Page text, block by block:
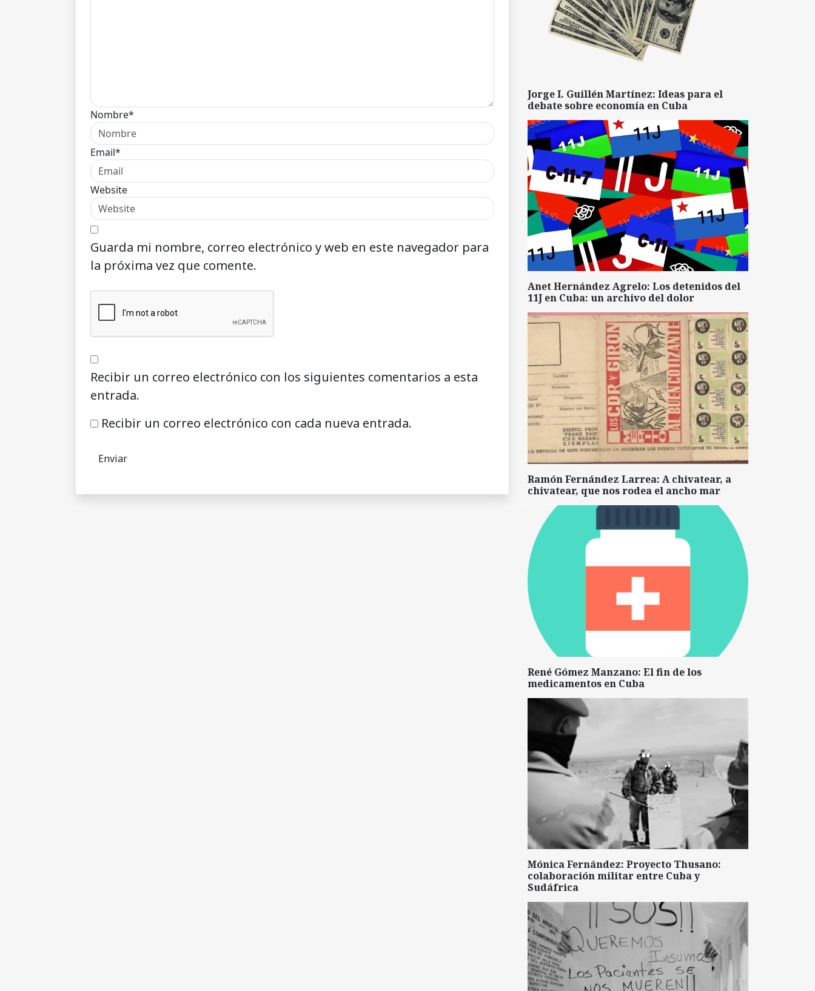
Nombre*
Email*
Website
Guarda mi nombre, correo electrónico y web en este navegador para
la próxima vez que comente.
Recibir un correo electrónico con los siguientes comentarios a esta
entrada.
Recibir un correo electrónico con cada nueva entrada.
Jorge I. Guillén Martínez: Ideas para el
debate sobre economía en Cuba
Anet Hernández Agrelo: Los detenidos del
11J en Cuba: un archivo del dolor
Ramón Fernández Larrea: A chivatear, a
chivatear, que nos rodea el ancho mar
René Gómez Manzano: El fin de los
medicamentos en Cuba
Mónica Fernández: Proyecto Thusano:
colaboración militar entre Cuba y
Sudáfrica